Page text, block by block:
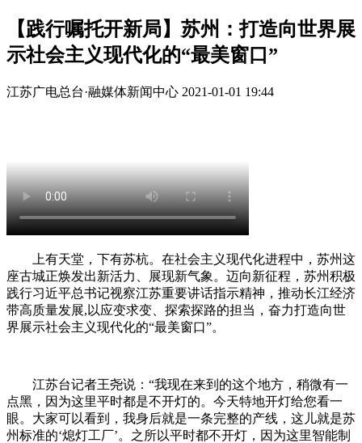
【践行嘱托开新局】苏州：打造向世界展
示社会主义现代化的“最美窗口”
江苏广电总台·融媒体新闻中心 2021-01-01 19:44
上有天堂，下有苏杭。在社会主义现代化进程中，苏州这
座古城正焕发出新活力、展现新气象。迈向新征程，苏州积极
践行习近平总书记视察江苏重要讲话指示精神，推动长江经济
带高质量发展,以应变求变、探索探路的担当，奋力打造向世
界展示社会主义现代化的“最美窗口”。
江苏台记者王尧说：“我现在来到的这个地方，稍微有一
点黑，因为这里平时都是不开灯的。今天特地开灯给您看一
眼。大家可以看到，我身后就是一条完整的产线，这儿就是苏
州标准的‘熄灯工厂’。之所以平时都不开灯，因为这里智能制